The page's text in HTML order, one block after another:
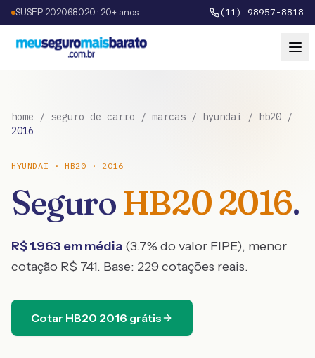
SUSEP 202068020 · 20+ anos (11) 98957-8818
home / seguro de carro / marcas / hyundai / hb20 /
2016
HYUNDAI ·HB20 ·2016
SeguroHB202016.
R$1.963 em média (3.7% do valor FIPE), menor
cotação R$ 741. Base: 229 cotações reais.
Cotar HB20 2016 grátis